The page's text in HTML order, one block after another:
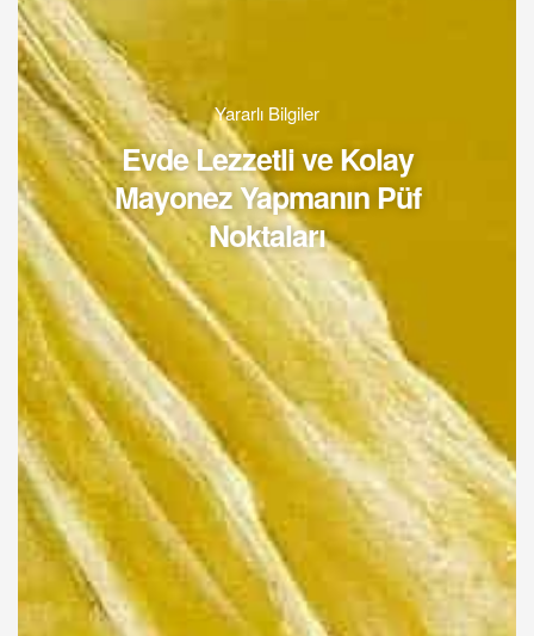
Yararlı Bilgiler
Evde Lezzetli ve Kolay
Mayonez Yapmanın Püf
Noktaları